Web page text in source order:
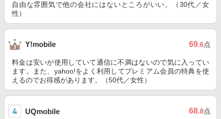
自由な雰囲気で他の会社にはないところがいい。（30代／女
性）
Y!mobile 69.6点
料金は安いが使用していて通信に不満はないので気に入ってい
ます。また、yahoo!をよく利用してプレミアム会員の特典を使
えるのでお得感があります。（50代／女性）
UQmobile 68.8点